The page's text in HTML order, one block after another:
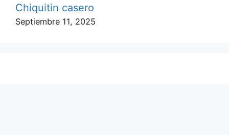
Chiquitin casero
Septiembre 11, 2025